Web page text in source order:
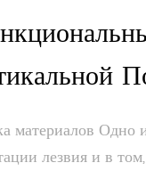
материалов Одно
лезвия и в